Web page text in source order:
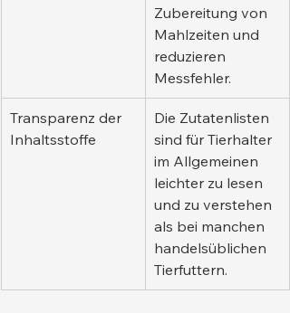
Zubereitung von
Mahlzeiten und
reduzieren
Messfehler.
Transparenz der
Inhaltsstoffe
Die Zutatenlisten
sind für Tierhalter
im Allgemeinen
leichter zu lesen
und zu verstehen
als bei manchen
handelsüblichen
Tierfuttern.